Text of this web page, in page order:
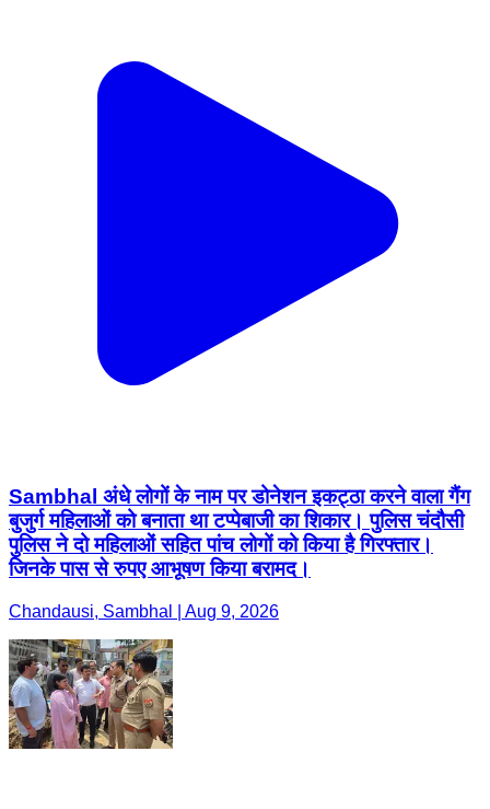
Sambhal अंधे लोगों के नाम पर डोनेशन इकट्ठा करने वाला गैंग
बुजुर्ग महिलाओं को बनाता था टप्पेबाजी का शिकार। पुलिस चंदौसी
पुलिस ने दो महिलाओं सहित पांच लोगों को किया है गिरफ्तार।
जिनके पास से रुपए आभूषण किया बरामद।
Chandausi, Sambhal | Aug 9, 2026